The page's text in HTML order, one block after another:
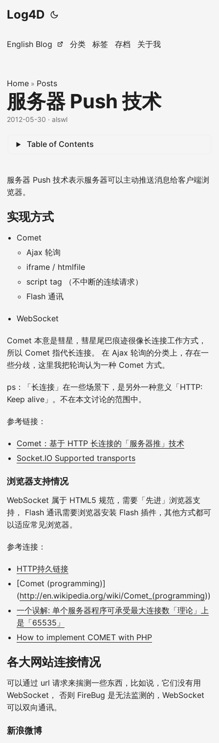
Log4D
English Blog 分类 标签 存档 关于我
Home » Posts
服务器 Push 技术
2012-05-30 · alswl
Table of Contents
服务器 Push 技术表示服务器可以主动推送消息给客户端浏
览器。
实现方式
Comet
Ajax 轮询
iframe / htmlfile
script tag （不中断的连续请求）
Flash 通讯
WebSocket
Comet 本意是彗星，彗星尾巴痕迹很像长连接工作方式，
所以 Comet 指代长连接。 在 Ajax 轮询的分类上，存在一
些分歧，这里我把轮询认为一种 Comet 方式。
ps：「长连接」在一些场景下，是另外一种意义「HTTP:
Keep alive」。不在本文讨论的范围中。
参考链接：
Comet：基于 HTTP 长连接的「服务器推」技术
Socket.IO Supported transports
浏览器支持情况
WebSocket 属于 HTML5 规范，需要「先进」浏览器支
持， Flash 通讯需要浏览器安装 Flash 插件，其他方式都可
以适应常见浏览器。
参考连接：
HTTP持久链接
[Comet (programming)]
(http://en.wikipedia.org/wiki/Comet_(programming))
一个误解: 单个服务器程序可承受最大连接数「理论」上
是「65535」
How to implement COMET with PHP
各大网站连接情况
可以通过 url 请求来揣测一些东西，比如说，它们没有用
WebSocket， 否则 FireBug 是无法监测的，WebSocket
可以双向通讯。
新浪微博